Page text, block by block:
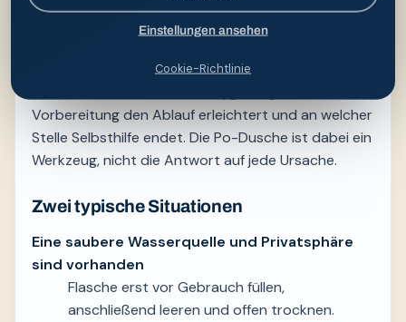
Einstellungen ansehen
Cookie-Richtlinie
eine konkrete Entscheidung ermöglicht. Der
& Po-Dusche“: Leserinnen und Leser sollen
Vorbereitung den Ablauf erleichtert und an welcher
Stelle Selbsthilfe endet. Die Po-Dusche ist dabei ein
Werkzeug, nicht die Antwort auf jede Ursache.
Zwei typische Situationen
Eine saubere Wasserquelle und Privatsphäre
sind vorhanden
Flasche erst vor Gebrauch füllen,
anschließend leeren und offen trocknen.